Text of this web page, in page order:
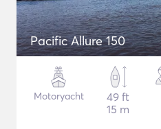
Pacific Allure 150
Motoryacht
49 ft
15 m